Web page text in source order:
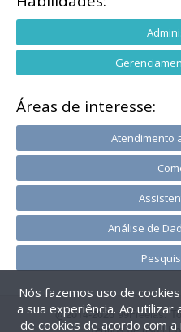
Áreas de interesse:
Atendimento
Análise de
@2014-2026 99Freelas.
Nós fazemos uso de
a sua experiência. Ao utilizar
de cookies de acordo com a